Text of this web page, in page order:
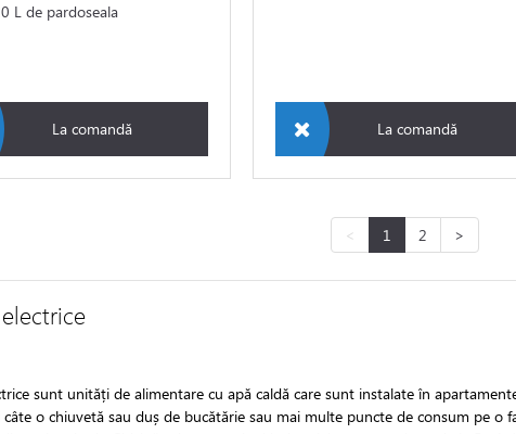
L de pardoseala
La comandă La comandă
< 1 2 >
sunt unități de alimentare cu apă caldă care sunt instalate în
câte o chiuvetă sau duș de bucătărie sau mai multe puncte de consum pe o